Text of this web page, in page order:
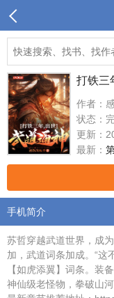
打铁三
作者：
状态：
更新：
最新：
手机简介
苏哲穿越武道世界，成
加，武道词条加成。“这
【如虎添翼】词条。装
神仙级老怪物，拳破山